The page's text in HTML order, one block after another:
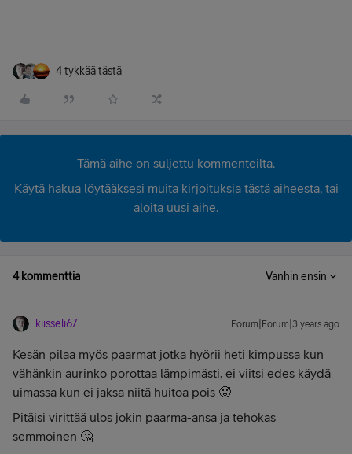
4 tykkää tästä
Tämä aihe on suljettu kommenteilta.
Käytä hakua löytääksesi muita kirjoituksia tästä aiheesta, tai
aloita uusi aihe.
4 kommenttia Vanhin ensin
kiisseli67 Forum|Forum|3 years ago
Kesän pilaa myös paarmat jotka hyörii heti kimpussa kun
vähänkin aurinko porottaa lämpimästi, ei viitsi edes käydä
uimassa kun ei jaksa niitä huitoa pois 🥵
Pitäisi virittää ulos jokin paarma-ansa ja tehokas
semmoinen 🤔